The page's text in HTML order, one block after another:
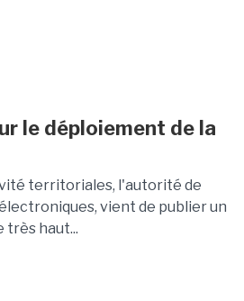
le déploiement de la
territoriales, l'autorité de
vient de publier un
très haut...